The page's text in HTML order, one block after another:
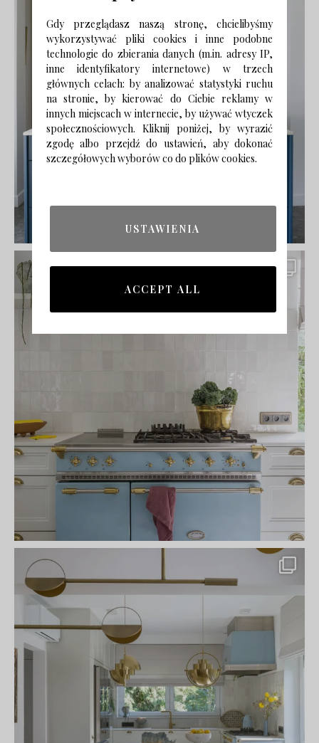
Gdy przeglądasz naszą stronę, chcielibyśmy
wykorzystywać pliki cookies i inne podobne
technologie do zbierania danych (m.in. adresy IP,
inne identyfikatory internetowe) w trzech
głównych celach: by analizować statystyki ruchu
na stronie, by kierować do Ciebie reklamy w
innych miejscach w internecie, by używać wtyczek
społecznościowych. Kliknij poniżej, by wyrazić
zgodę albo przejdź do ustawień, aby dokonać
szczegółowych wyborów co do plików cookies.
USTAWIENIA
ACCEPT ALL